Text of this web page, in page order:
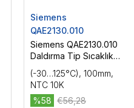
Siemens
QAE2130.010
Siemens QAE2130.010
Daldırma Tip Sıcaklık
Sensörü
(-30…125°C), 100mm,
NTC 10K
%58 €56,28